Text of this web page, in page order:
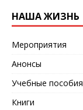
НАША ЖИЗНЬ
Мероприятия
Анонсы
Учебные пособия
Книги